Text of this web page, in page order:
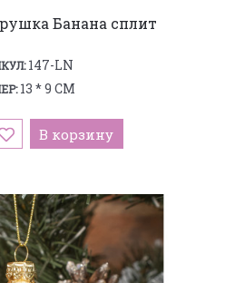
Банана сплит
147-LN
13 * 9 СМ
В корзину